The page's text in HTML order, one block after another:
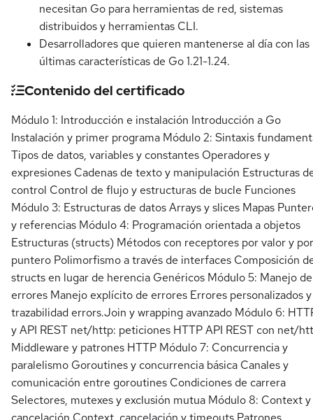
necesitan Go para herramientas de red, sistemas
distribuidos y herramientas CLI.
Desarrolladores que quieren mantenerse al día con las
últimas características de Go 1.21-1.24.
Contenido del certificado
Módulo 1: Introducción e instalación Introducción a Go
Instalación y primer programa Módulo 2: Sintaxis
Tipos de datos, variables y constantes Operadores y
expresiones Cadenas de texto y manipulación Estructuras
control Control de flujo y estructuras de bucle Funciones
Módulo 3: Estructuras de datos Arrays y slices Mapas
y referencias Módulo 4: Programación orientada a objetos
Estructuras (structs) Métodos con receptores por valor y por
puntero Polimorfismo a través de interfaces Composición
structs en lugar de herencia Genéricos Módulo 5: Manejo de
errores Manejo explícito de errores Errores personalizados y
trazabilidad errors.Join y wrapping avanzado Módulo 6:
y API REST net/http: peticiones HTTP API REST con net/
Middleware y patrones HTTP Módulo 7: Concurrencia y
paralelismo Goroutines y concurrencia básica Canales y
comunicación entre goroutines Condiciones de carrera
Selectores, mutexes y exclusión mutua Módulo 8: Context y